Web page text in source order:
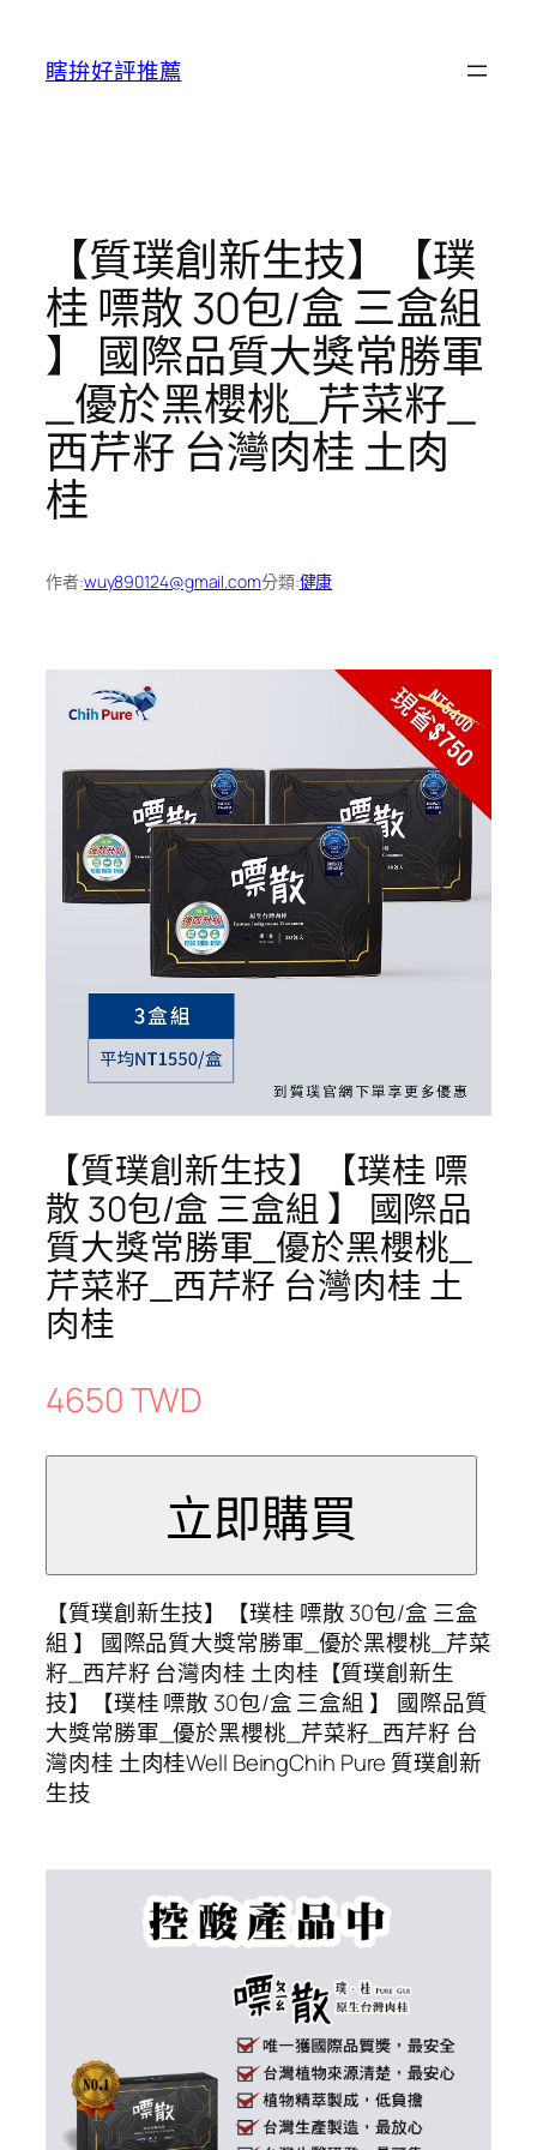
瞎拚好評推薦
【質璞創新生技】【璞
桂 嘌散 30包/盒 三盒組
】 國際品質大獎常勝軍
_優於黑櫻桃_芹菜籽_
西芹籽 台灣肉桂 土肉
桂
作者:wuy890124@gmail.com分類:健康
【質璞創新生技】【璞桂 嘌
散 30包/盒 三盒組 】 國際品
質大獎常勝軍_優於黑櫻桃_
芹菜籽_西芹籽 台灣肉桂 土
肉桂
4650 TWD
【質璞創新生技】【璞桂 嘌散 30包/盒 三盒
組 】 國際品質大獎常勝軍_優於黑櫻桃_芹菜
籽_西芹籽 台灣肉桂 土肉桂【質璞創新生
技】【璞桂 嘌散 30包/盒 三盒組 】 國際品質
大獎常勝軍_優於黑櫻桃_芹菜籽_西芹籽 台
灣肉桂 土肉桂Well BeingChih Pure 質璞創新
生技